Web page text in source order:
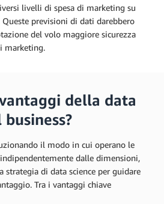
livelli di spesa di marketing su
previsioni di dati darebbero
del volo maggiore sicurezza
marketing.
della data
il modo in cui operano le
dalle dimensioni,
strategia di data science per guidare
Tra i vantaggi chiave